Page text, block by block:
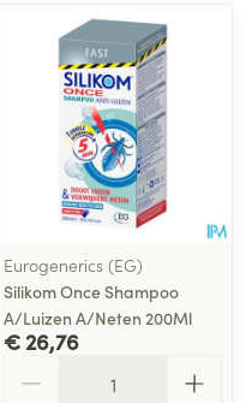
Eurogenerics (EG)
Silikom Once Shampoo
A/Luizen A/Neten 200Ml
€ 26,76